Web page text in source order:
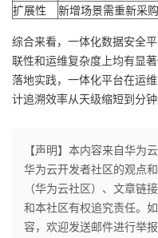
扩展性
新增场景需重新采
综合来看，一体化数据安全
联性和运维复杂度上均有显
落地实践，一体化平台在运
计追溯效率从天级缩短到分钟
【声明】本内容来自华为
华为云开发者社区的观点
（华为云社区）、文章链
和本社区有权追究责任。
容，欢迎发送邮件进行举